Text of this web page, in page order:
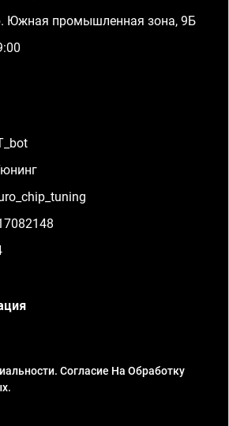
Южная промышленная зона, 9Б
Согласие На Обработку